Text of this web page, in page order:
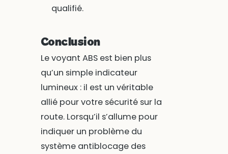
qualifié.
Conclusion
Le voyant ABS est bien plus
qu’un simple indicateur
lumineux : il est un véritable
allié pour votre sécurité sur la
route. Lorsqu’il s’allume pour
indiquer un problème du
système antiblocage des